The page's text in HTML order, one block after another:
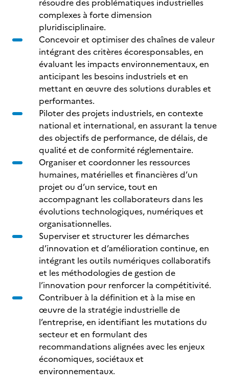
résoudre des problématiques industrielles
complexes à forte dimension
pluridisciplinaire.
Concevoir et optimiser des chaînes de valeur
intégrant des critères écoresponsables, en
évaluant les impacts environnementaux, en
anticipant les besoins industriels et en
mettant en œuvre des solutions durables et
performantes.
Piloter des projets industriels, en contexte
national et international, en assurant la tenue
des objectifs de performance, de délais, de
qualité et de conformité réglementaire.
Organiser et coordonner les ressources
humaines, matérielles et financières d’un
projet ou d’un service, tout en
accompagnant les collaborateurs dans les
évolutions technologiques, numériques et
organisationnelles.
Superviser et structurer les démarches
d’innovation et d’amélioration continue, en
intégrant les outils numériques collaboratifs
et les méthodologies de gestion de
l’innovation pour renforcer la compétitivité.
Contribuer à la définition et à la mise en
œuvre de la stratégie industrielle de
l’entreprise, en identifiant les mutations du
secteur et en formulant des
recommandations alignées avec les enjeux
économiques, sociétaux et
environnementaux.